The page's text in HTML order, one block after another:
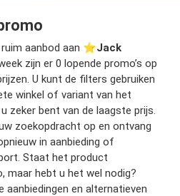
aanbod aan ⭐️Jack
zijn er 0 lopende promo’s op
U kunt de filters gebruiken
winkel of variant van het
zeker bent van de laagste prijs.
zoekopdracht op en ontvang
in aanbieding of
Staat het product
maar hebt u het wel nodig?
aanbiedingen en alternatieven